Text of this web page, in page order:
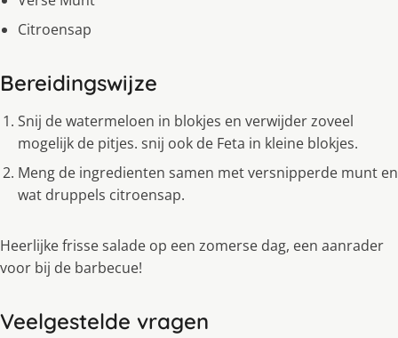
Citroensap
Bereidingswijze
Snij de watermeloen in blokjes en verwijder zoveel
mogelijk de pitjes. snij ook de Feta in kleine blokjes.
Meng de ingredienten samen met versnipperde munt en
wat druppels citroensap.
Heerlijke frisse salade op een zomerse dag, een aanrader
voor bij de barbecue!
Veelgestelde vragen